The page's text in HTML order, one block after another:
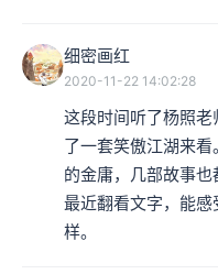
细密画红
2020-11-22 14:02:28
这段时间听了杨照
了一套笑傲江湖来
的金庸，几部故事也
最近翻看文字，能
样。